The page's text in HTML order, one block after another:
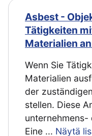
Asbest -
Tätigkeiten
Materialien
Wenn Sie
Materialien
der
stellen. Diese
Eine ... Näytä